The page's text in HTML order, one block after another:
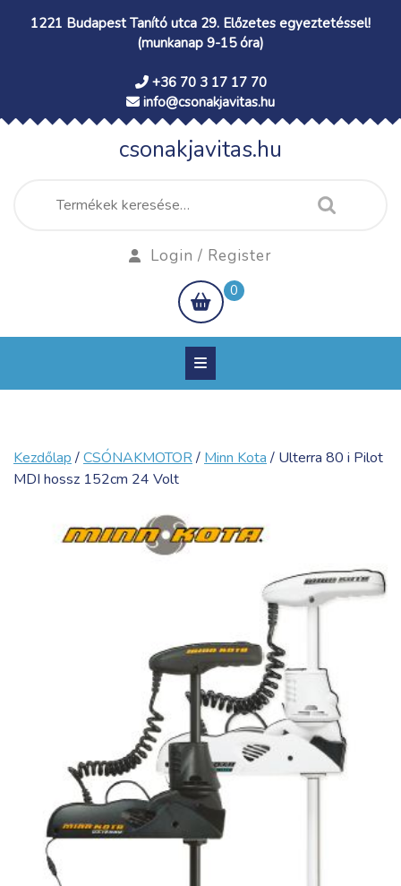
1221 Budapest Tanító utca 29. Előzetes egyeztetéssel!
(munkanap 9-15 óra)
+36 70 3 17 17 70
info@csonakjavitas.hu
csonakjavitas.hu
Keresés
a
Login / Register
shopping
cart
0
Kezdőlap/CSÓNAKMOTOR/ Minn Kota/ Ulterra 80 i Pilot
MDI hossz 152cm 24 Volt